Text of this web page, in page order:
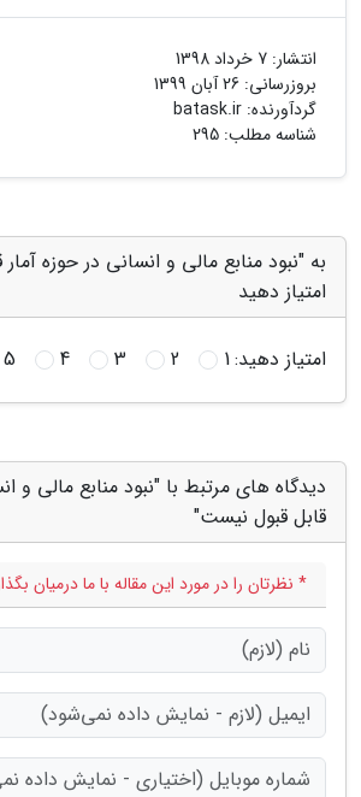
انتشار: 7 خرداد 1398
بروزرسانی: 26 آبان 1399
گردآورنده: batask.ir
شناسه مطلب: 295
به "نبود منابع مالی و انسانی در حوزه
امتیاز دهید
امتیاز دهید:1
2
3
4
5
دیدگاه های مرتبط با "نبود منابع مالی و
قابل قبول نیست"
* نظرتان را در مورد این مقاله با ما درمیان